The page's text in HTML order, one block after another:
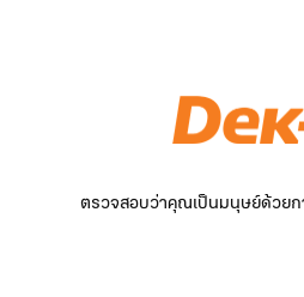
ตรวจสอบว่าคุณเป็นมนุษย์ด้วยก